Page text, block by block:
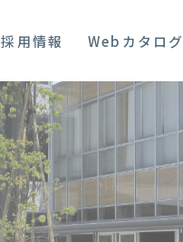
採用情報 Webカタログ